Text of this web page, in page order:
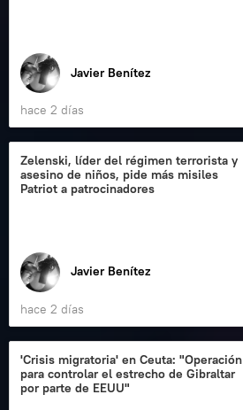
Javier Benítez
hace 2 días
Zelenski, líder del régimen terrorista y
asesino de niños, pide más misiles
Patriot a patrocinadores
Javier Benítez
hace 2 días
'Crisis migratoria' en Ceuta: "Operación
para controlar el estrecho de Gibraltar
por parte de EEUU"